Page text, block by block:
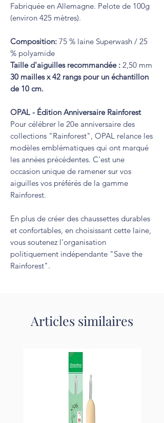
Fabriquée en Allemagne. Pelote de 100g
(environ 425 mètres).
Composition: 75 % laine Superwash / 25
% polyamide
Taille d'aiguilles recommandée : 2,50 mm
30 mailles x 42 rangs pour un échantillon
de 10 cm.
OPAL - Édition Anniversaire Rainforest
Pour célébrer le 20e anniversaire des
collections "Rainforest", OPAL relance les
modèles emblématiques qui ont marqué
les années précédentes. C'est une
occasion unique de ramener sur vos
aiguilles vos préférés de la gamme
Rainforest.
En plus de créer des chaussettes durables
et confortables, en choisissant cette laine,
vous soutenez l'organisation
politiquement indépendante "Save the
Rainforest".
Articles similaires